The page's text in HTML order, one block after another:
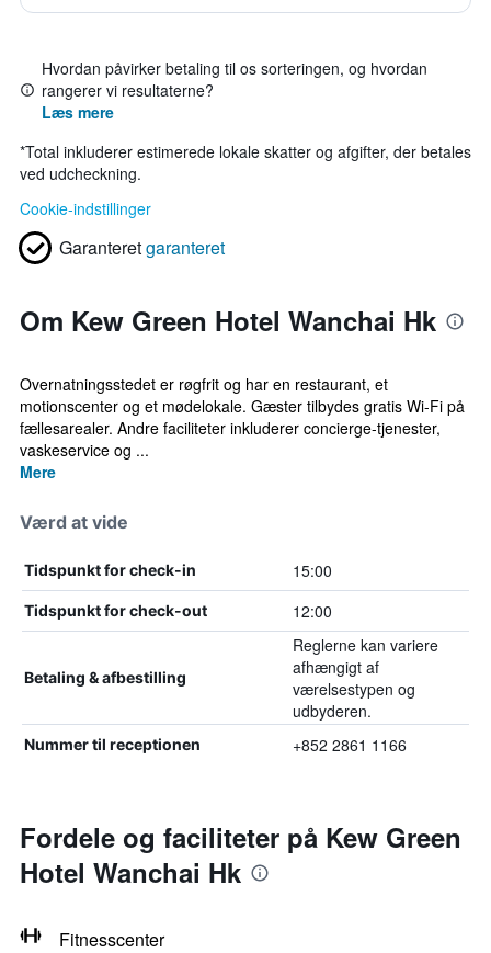
Hvordan påvirker betaling til os sorteringen, og hvordan
rangerer vi resultaterne?
Læs mere
*Total inkluderer estimerede lokale skatter og afgifter, der betales
ved udcheckning.
Cookie-indstillinger
Garanteretgaranteret
Om Kew Green Hotel Wanchai Hk
Overnatningsstedet er røgfrit og har en restaurant, et
motionscenter og et mødelokale. Gæster tilbydes gratis Wi-Fi på
fællesarealer. Andre faciliteter inkluderer concierge-tjenester,
vaskeservice og ...
Mere
Værd at vide
Tidspunkt for check-in 15:00
Tidspunkt for check-out 12:00
Betaling & afbestilling
Reglerne kan variere
afhængigt af
værelsestypen og
udbyderen.
Nummer til receptionen +852 2861 1166
Fordele og faciliteter på Kew Green
Hotel Wanchai Hk
Fitnesscenter